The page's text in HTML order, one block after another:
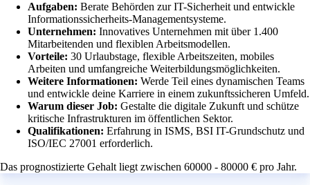
Aufgaben: Berate Behörden zur IT-Sicherheit und entwickle
Informationssicherheits-Managementsysteme.
Unternehmen: Innovatives Unternehmen mit über 1.400
Mitarbeitenden und flexiblen Arbeitsmodellen.
Vorteile: 30 Urlaubstage, flexible Arbeitszeiten, mobiles
Arbeiten und umfangreiche Weiterbildungsmöglichkeiten.
Weitere Informationen: Werde Teil eines dynamischen Teams
und entwickle deine Karriere in einem zukunftssicheren Umfeld.
Warum dieser Job: Gestalte die digitale Zukunft und schütze
kritische Infrastrukturen im öffentlichen Sektor.
Qualifikationen: Erfahrung in ISMS, BSI IT-Grundschutz und
ISO/IEC 27001 erforderlich.
Das prognostizierte Gehalt liegt zwischen 60000 - 80000 € pro Jahr.